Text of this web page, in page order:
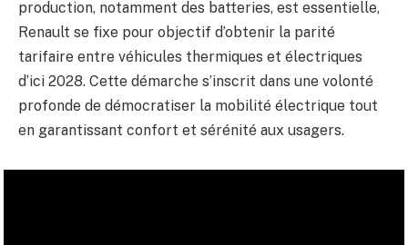
production, notamment des batteries, est essentielle,
Renault se fixe pour objectif d’obtenir la parité
tarifaire entre véhicules thermiques et électriques
d’ici 2028. Cette démarche s’inscrit dans une volonté
profonde de démocratiser la mobilité électrique tout
en garantissant confort et sérénité aux usagers.